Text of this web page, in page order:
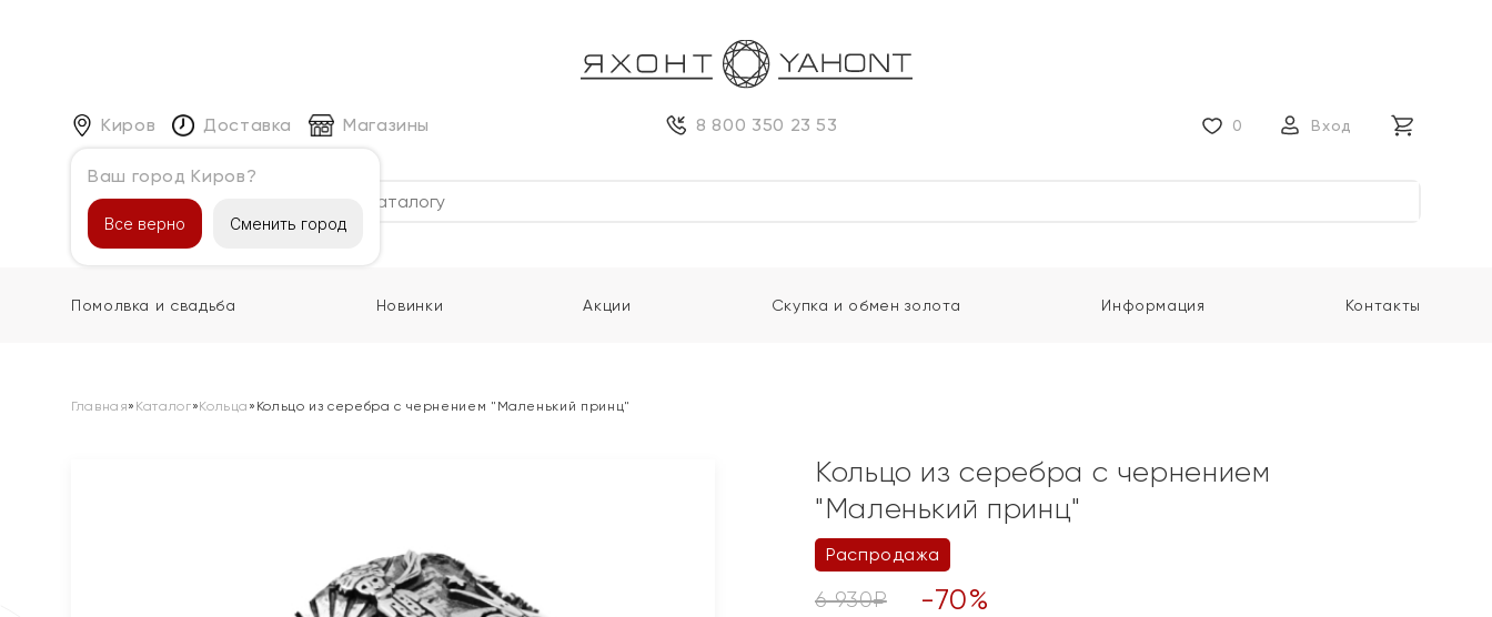
Киров
Ваш город Киров?
Все верно Сменить город
Доставка Магазины 8 800 350 23 53 0 Вход
Каталог
Помолвка и свадьба Новинки Акции Скупка и обмен золота Информация Контакты
Главная» Каталог»Кольца » Кольцо из серебра с чернением "Маленький принц"
Кольцо из серебра с чернением
"Маленький принц"
Распродажа
6 930₽ -70%